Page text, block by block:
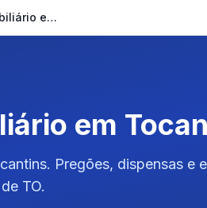
Licitações de Mobiliário em Tocantins
em
Pregões, dispensas e
TO.